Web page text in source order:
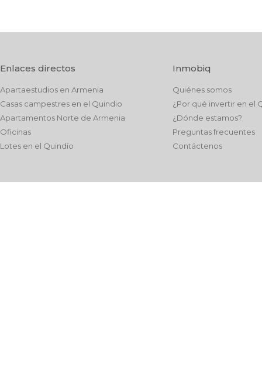
Enlaces directos
Apartaestudios en Armenia
Casas campestres en el Quindio
Apartamentos Norte de Armenia
Oficinas
Lotes en el Quindío
Inmobiq
Quiénes somos
¿Por qué invertir en el
¿Dónde estamos?
Preguntas frecuentes
Contáctenos